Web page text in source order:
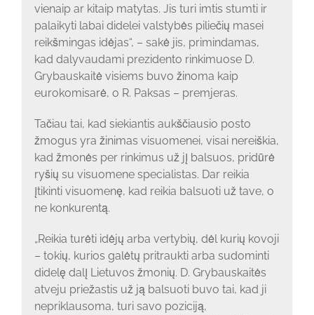
vienaip ar kitaip matytas. Jis turi imtis stumti ir
palaikyti labai didelei valstybės piliečių masei
reikšmingas idėjas“, – sakė jis, primindamas,
kad dalyvaudami prezidento rinkimuose D.
Grybauskaitė visiems buvo žinoma kaip
eurokomisarė, o R. Paksas – premjeras.
Tačiau tai, kad siekiantis aukščiausio posto
žmogus yra žinimas visuomenei, visai nereiškia,
kad žmonės per rinkimus už jį balsuos, pridūrė
ryšių su visuomene specialistas. Dar reikia
įtikinti visuomenę, kad reikia balsuoti už tave, o
ne konkurentą.
„Reikia turėti idėjų arba vertybių, dėl kurių kovoji
– tokių, kurios galėtų pritraukti arba sudominti
didelę dalį Lietuvos žmonių. D. Grybauskaitės
atveju priežastis už ją balsuoti buvo tai, kad ji
nepriklausoma, turi savo poziciją,